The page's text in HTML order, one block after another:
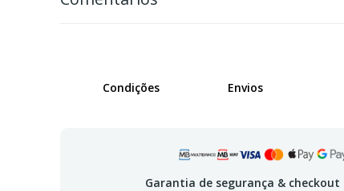
Condições Envios
Garantia de segurança & checkout